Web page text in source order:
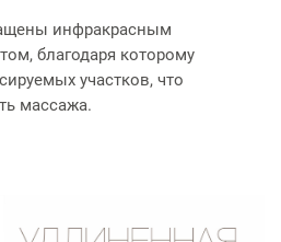
инфракрасным
благодаря которому
участков, что
массажа.